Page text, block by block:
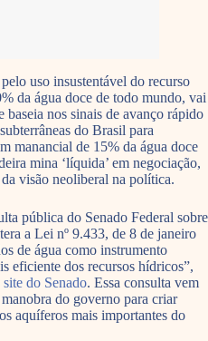
uso insustentável do recurso
da água doce de todo mundo, vai
nos sinais de avanço rápido
do Brasil para
manancial de 15% da água doce
mina ‘líquida’ em negociação,
visão neoliberal na política.
pública do Senado Federal sobre
a Lei nº 9.433, de 8 de janeiro
de água como instrumento
eficiente dos recursos hídricos”,
do Senado. Essa consulta vem
do governo para criar
aquíferos mais importantes do